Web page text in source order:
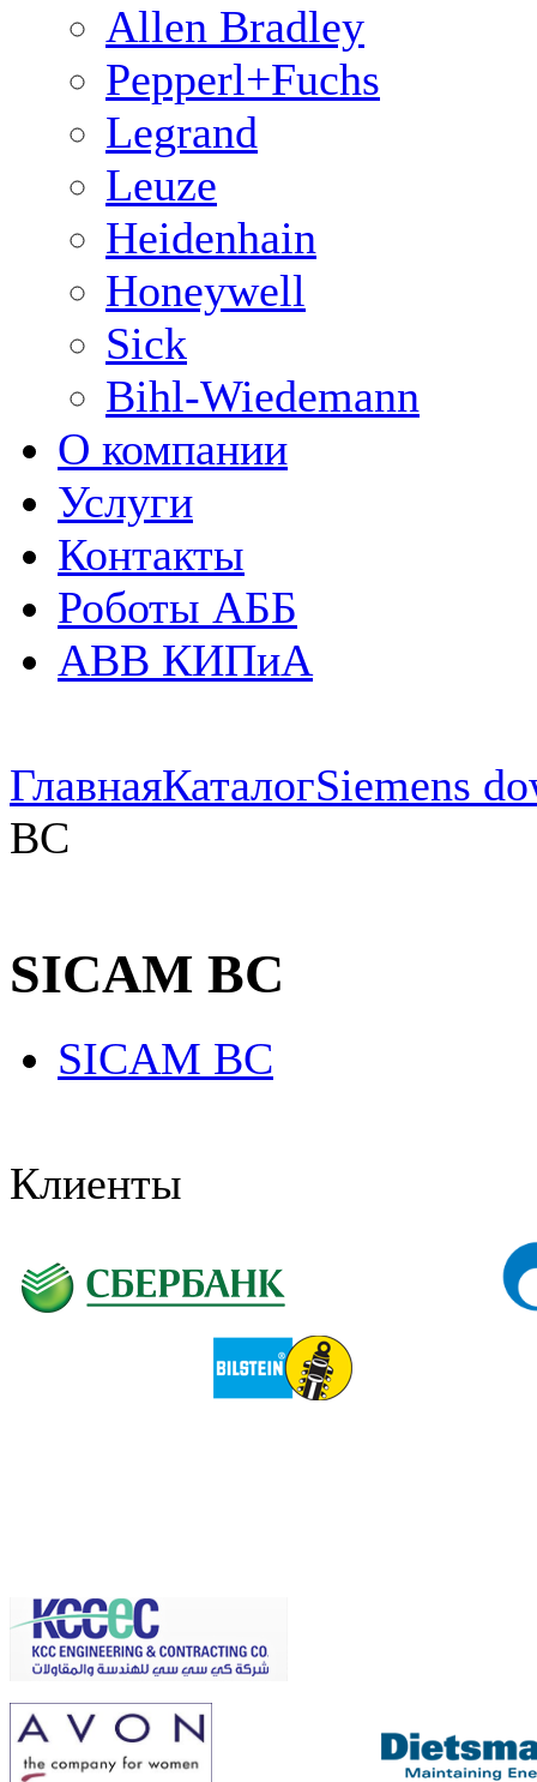
Allen Bradley
Pepperl+Fuchs
Legrand
Leuze
Heidenhain
Honeywell
Sick
Bihl-Wiedemann
О компании
Услуги
Контакты
Роботы АББ
ABB КИПиА
ГлавнаяКаталогSiemens
BC
SICAM BC
SICAM BC
Клиенты